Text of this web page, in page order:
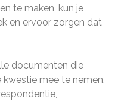
te maken, kun je
en ervoor zorgen dat
documenten die
mee te nemen.